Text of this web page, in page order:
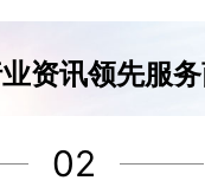
资讯领先服
02